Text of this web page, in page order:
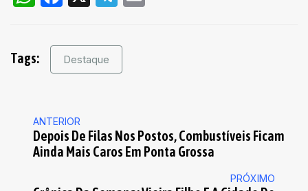
Tags: Destaque
ANTERIOR
Depois De Filas Nos Postos, Combustíveis Ficam
Ainda Mais Caros Em Ponta Grossa
PRÓXIMO